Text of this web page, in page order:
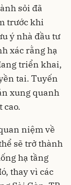
sỏi đã
trước khi
ý nhà đầu tư
xác rằng hạ
triển khai,
tai. Tuyến
xung quanh
cao.
niệm về
sẽ trở thành
hạ tầng
thay vì các